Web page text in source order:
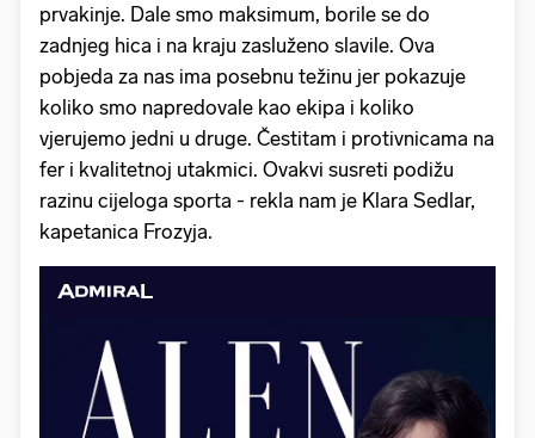
prvakinje. Dale smo maksimum, borile se do
zadnjeg hica i na kraju zasluženo slavile. Ova
pobjeda za nas ima posebnu težinu jer pokazuje
koliko smo napredovale kao ekipa i koliko
vjerujemo jedni u druge. Čestitam i protivnicama na
fer i kvalitetnoj utakmici. Ovakvi susreti podižu
razinu cijeloga sporta - rekla nam je Klara Sedlar,
kapetanica Frozyja.